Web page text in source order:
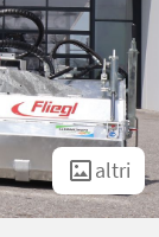
altri